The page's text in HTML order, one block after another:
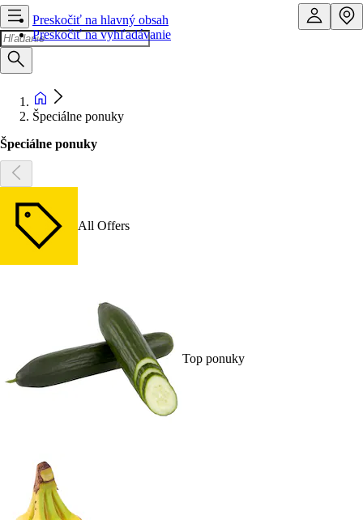
Preskočiť na hlavný obsah
Preskočiť na vyhľadávanie
Špeciálne ponuky
Špeciálne ponuky
All Offers
Top ponuky